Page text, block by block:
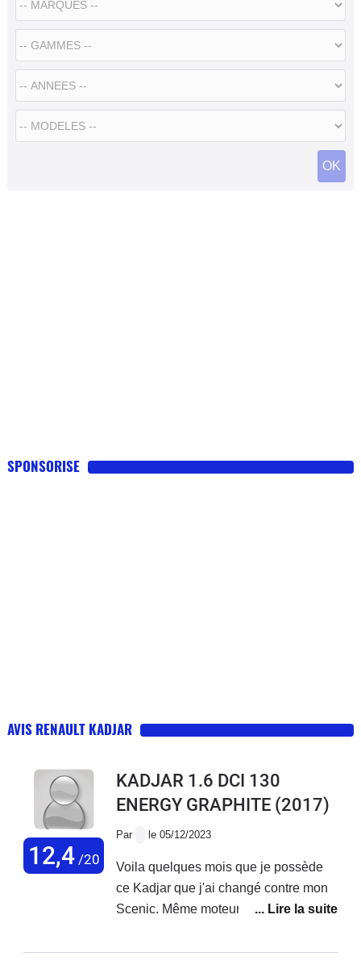
SPONSORISE
AVIS RENAULT KADJAR
12,4/20
KADJAR 1.6 DCI 130
ENERGY GRAPHITE (2017)
Par le 05/12/2023
Voila quelques mois que je possède
ce Kadjar que j'ai changé contre mon
Scenic. Même moteur 1.6 DCI 130. Et
non par les qualités routières de la